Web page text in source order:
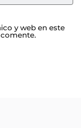
y web en este